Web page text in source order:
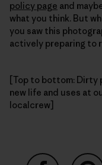
policy page and
what you think. But
you saw this
actively preparing to
[Top to bottom:
new life and uses at
localcrew]